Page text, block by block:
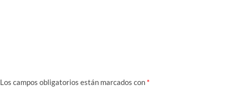
Los campos obligatorios están marcados con *